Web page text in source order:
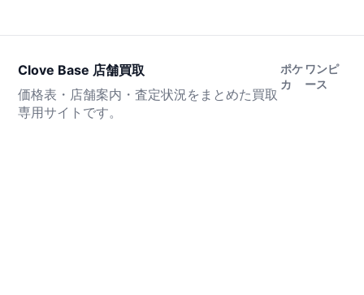
Clove Base 店舗買取
価格表・店舗案内・査定状況をまとめた買取
専用サイトです。
ポケ
カ
ワンピ
ース